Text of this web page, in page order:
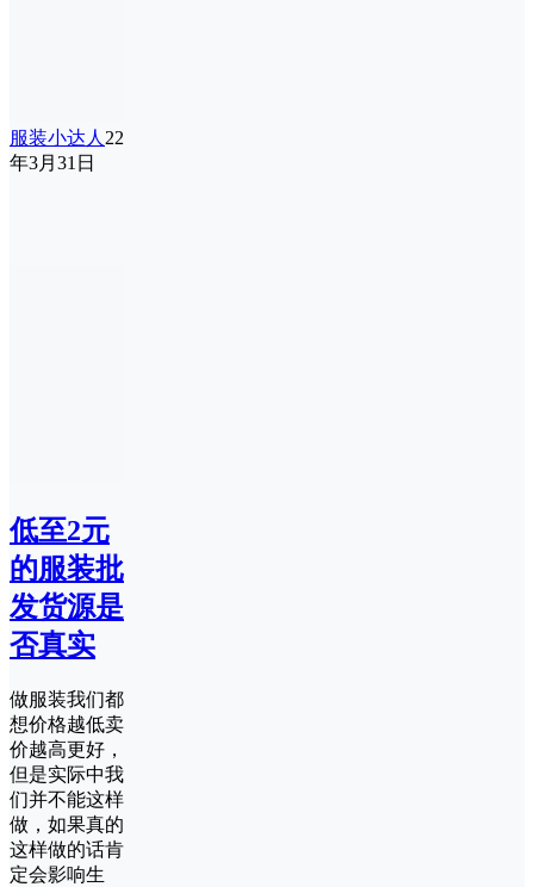
服装小达人 22
年3月31日
低至2元
的服装批
发货源是
否真实
做服装我们都
想价格越低卖
价越高更好，
但是实际中我
们并不能这样
做，如果真的
这样做的话肯
定会影响生